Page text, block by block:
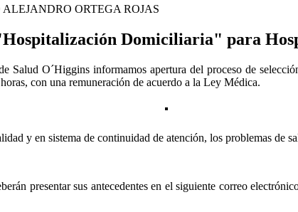
ORTEGA ROJAS
Domiciliaria" para
Salud O´Higgins informamos apertura del proceso de
con una remuneración de acuerdo a la Ley Médica.
y en sistema de continuidad de atención, los problemas de
presentar sus antecedentes en el siguiente correo